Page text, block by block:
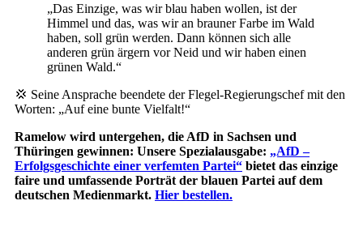
„Das Einzige, was wir blau haben wollen, ist der
Himmel und das, was wir an brauner Farbe im Wald
haben, soll grün werden. Dann können sich alle
anderen grün ärgern vor Neid und wir haben einen
grünen Wald.“
💢 Seine Ansprache beendete der Flegel-Regierungschef mit den
Worten: „Auf eine bunte Vielfalt!“
Ramelow wird untergehen, die AfD in Sachsen und
Thüringen gewinnen: Unsere Spezialausgabe: „AfD –
Erfolgsgeschichte einer verfemten Partei“ bietet das einzige
faire und umfassende Porträt der blauen Partei auf dem
deutschen Medienmarkt. Hier bestellen.